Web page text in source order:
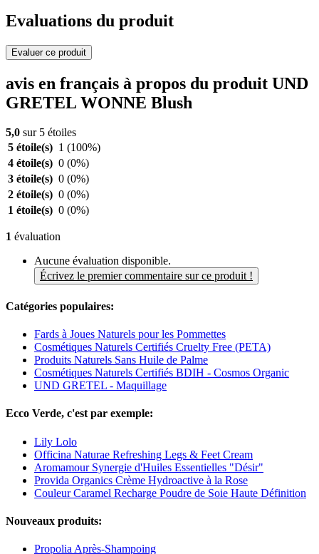
Evaluations du produit
Evaluer ce produit
avis en français à propos du produit UND
GRETEL WONNE Blush
5,0 sur 5 étoiles
5 étoile(s) 1 (100%)
4 étoile(s) 0 (0%)
3 étoile(s) 0 (0%)
2 étoile(s) 0 (0%)
1 étoile(s) 0 (0%)
1 évaluation
Aucune évaluation disponible.
Écrivez le premier commentaire sur ce produit !
Catégories populaires:
Fards à Joues Naturels pour les Pommettes
Cosmétiques Naturels Certifiés Cruelty Free (PETA)
Produits Naturels Sans Huile de Palme
Cosmétiques Naturels Certifiés BDIH - Cosmos Organic
UND GRETEL - Maquillage
Ecco Verde, c'est par exemple:
Lily Lolo
Officina Naturae Refreshing Legs & Feet Cream
Aromamour Synergie d'Huiles Essentielles "Désir"
Provida Organics Crème Hydroactive à la Rose
Couleur Caramel Recharge Poudre de Soie Haute Définition
Nouveaux produits:
Propolia Après-Shampoing